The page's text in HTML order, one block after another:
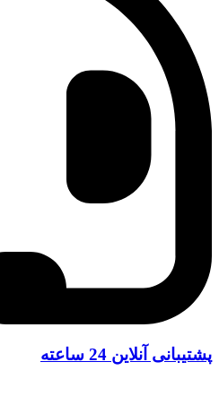
پشتیبانی آنلاین 24 ساعته